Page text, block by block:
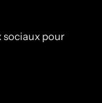
sociaux pour